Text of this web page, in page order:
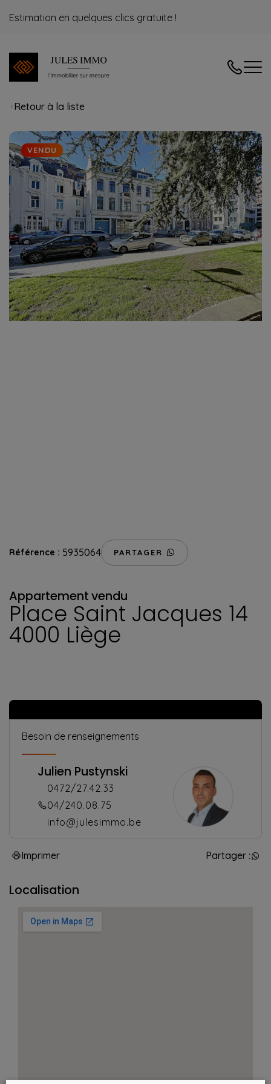
Estimation en quelques clics gratuite !
04/
Retour à la liste
VENDU
Référence : 5935064 PARTAGER
Appartementvendu
Place Saint Jacques 14
4000 Liège
Besoin de renseignements
Julien Pustynski
0472/27.42.33
04/240.08.75
info@julesimmo.be
Imprimer Partager :
Localisation